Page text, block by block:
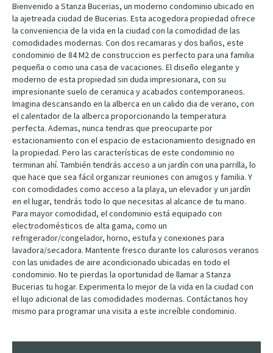
Bienvenido a Stanza Bucerias, un moderno condominio ubicado en
la ajetreada ciudad de Bucerias. Esta acogedora propiedad ofrece
la conveniencia de la vida en la ciudad con la comodidad de las
comodidades modernas. Con dos recamaras y dos baños, este
condominio de 84 M2 de construccion es perfecto para una familia
pequeña o como una casa de vacaciones. El diseño elegante y
moderno de esta propiedad sin duda impresionara, con su
impresionante suelo de ceramica y acabados contemporaneos.
Imagina descansando en la alberca en un calido dia de verano, con
el calentador de la alberca proporcionando la temperatura
perfecta. Ademas, nunca tendras que preocuparte por
estacionamiento con el espacio de estacionamiento designado en
la propiedad. Pero las características de este condominio no
terminan ahí. También tendrás acceso a un jardín con una parrilla, lo
que hace que sea fácil organizar reuniones con amigos y familia. Y
con comodidades como acceso a la playa, un elevador y un jardín
en el lugar, tendrás todo lo que necesitas al alcance de tu mano.
Para mayor comodidad, el condominio está equipado con
electrodomésticos de alta gama, como un
refrigerador/congelador, horno, estufa y conexiones para
lavadora/secadora. Mantente fresco durante los calurosos veranos
con las unidades de aire acondicionado ubicadas en todo el
condominio. No te pierdas la oportunidad de llamar a Stanza
Bucerias tu hogar. Experimenta lo mejor de la vida en la ciudad con
el lujo adicional de las comodidades modernas. Contáctanos hoy
mismo para programar una visita a este increíble condominio.